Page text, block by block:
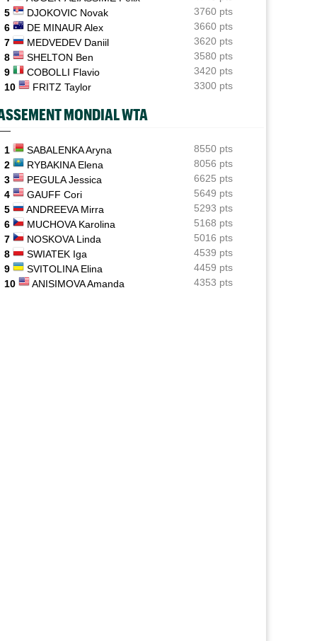
Vancouver (CH)
Après un an out, J.J. Wolf en pole pour la wild-card de
l'US Open
05/08
Francfort (M15)
Après son titre, Pierre Delage enchaîne bien en
Allemagne
US Open
Elsa Jacquemot n’aura finalement pas à passer par les
qualifications
05/08
ATP - Montréal
Combien gagnent les joueurs au Masters 1000 de
Montréal ?
5
DJOKOVIC Novak
3760 pts
6
DE MINAUR Alex
3660 pts
7
MEDVEDEV Daniil
3620 pts
8
SHELTON Ben
3580 pts
9
COBOLLI Flavio
3420 pts
10
FRITZ Taylor 3300 pts
MONDIAL WTA
1 SABALENKA Aryna
8550 pts
2
RYBAKINA Elena
8056 pts
3
PEGULA Jessica
6625 pts
4
GAUFF Cori
5649 pts
5
ANDREEVA Mirra
5293 pts
6
MUCHOVA Karolina
5168 pts
7
NOSKOVA Linda
5016 pts
8
SWIATEK Iga
4539 pts
9
SVITOLINA Elina
4459 pts
10
ANISIMOVA Amanda 4353 pts